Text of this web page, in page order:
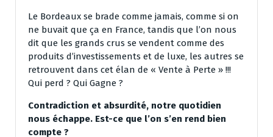
Le Bordeaux se brade comme jamais, comme si on
ne buvait que ça en France, tandis que l’on nous
dit que les grands crus se vendent comme des
produits d’investissements et de luxe, les autres se
retrouvent dans cet élan de « Vente à Perte » !!!
Qui perd ? Qui Gagne ?
Contradiction et absurdité, notre quotidien
nous échappe. Est-ce que l’on s’en rend bien
compte ?